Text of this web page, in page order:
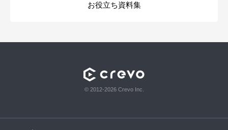
お役立ち資料集
© 2012-2026 Crevo Inc.